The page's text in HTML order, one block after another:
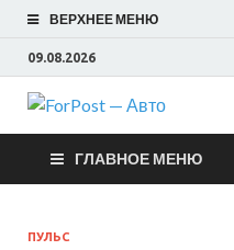
ВЕРХНЕЕ МЕНЮ
09.08.2026
ГЛАВНОЕ МЕНЮ
ПУЛЬС